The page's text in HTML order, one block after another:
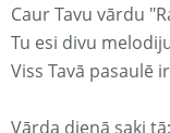
Caur Tavu vārdu
Tu esi divu
Viss Tavā pasaulē
Vārda dienā saki tā: